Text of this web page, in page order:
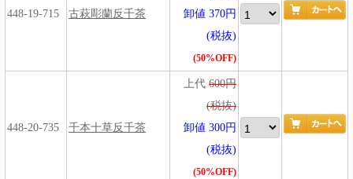
448-19-715 古萩彫蘭反千茶
卸値 370円
(税抜)
(50%OFF)
448-20-735 千本十草反千茶
上代 600円
(税抜)
卸値 300円
(税抜)
(50%OFF)